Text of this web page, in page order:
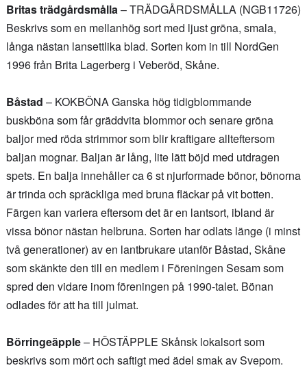
Britas trädgårdsmålla– TRÄDGÅRDSMÅLLA (NGB11726)
Beskrivs som en mellanhög sort med ljust gröna, smala,
långa nästan lansettlika blad. Sorten kom in till NordGen
1996 från Brita Lagerberg i Veberöd, Skåne.
Båstad – KOKBÖNA Ganska hög tidigblommande
buskböna som får gräddvita blommor och senare gröna
baljor med röda strimmor som blir kraftigare allteftersom
baljan mognar. Baljan är lång, lite lätt böjd med utdragen
spets. En balja innehåller ca 6 st njurformade bönor, bönorna
är trinda och spräckliga med bruna fläckar på vit botten.
Färgen kan variera eftersom det är en lantsort, ibland är
vissa bönor nästan helbruna. Sorten har odlats länge (i minst
två generationer) av en lantbrukare utanför Båstad, Skåne
som skänkte den till en medlem i Föreningen Sesam som
spred den vidare inom föreningen på 1990-talet. Bönan
odlades för att ha till julmat.
Börringeäpple– HÖSTÄPPLE Skånsk lokalsort som
beskrivs som mört och saftigt med ädel smak av Svepom.